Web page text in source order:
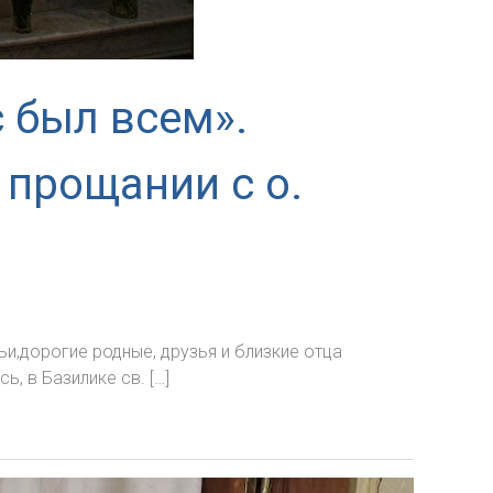
был всем».
с о.
родные, друзья и близкие отца
в Базилике св. […]